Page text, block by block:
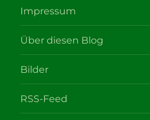
Impressum
Über diesen Blog
Bilder
RSS-Feed